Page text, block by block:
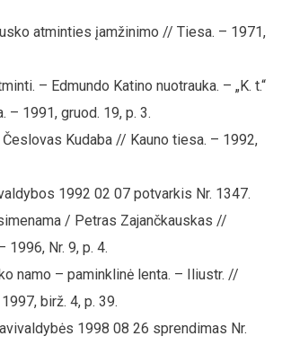
atminties įamžinimo // Tiesa. – 1971,
– Edmundo Katino nuotrauka. – „K. t.“
– 1991, gruod. 19, p. 3.
Kudaba // Kauno tiesa. – 1992,
1992 02 07 potvarkis Nr. 1347.
/ Petras Zajančkauskas //
1996, Nr. 9, p. 4.
namo – paminklinė lenta. – Iliustr. //
birž. 4, p. 39.
1998 08 26 sprendimas Nr.